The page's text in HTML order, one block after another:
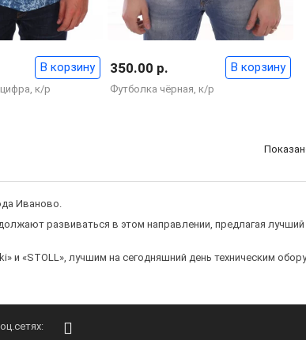
к/р
В корзину
Футболка чёрная, к/р
350.00 р. В корзину
Иваново.
развиваться в этом направлении, предлагая
«STOLL», лучшим на сегодняшний день техническим